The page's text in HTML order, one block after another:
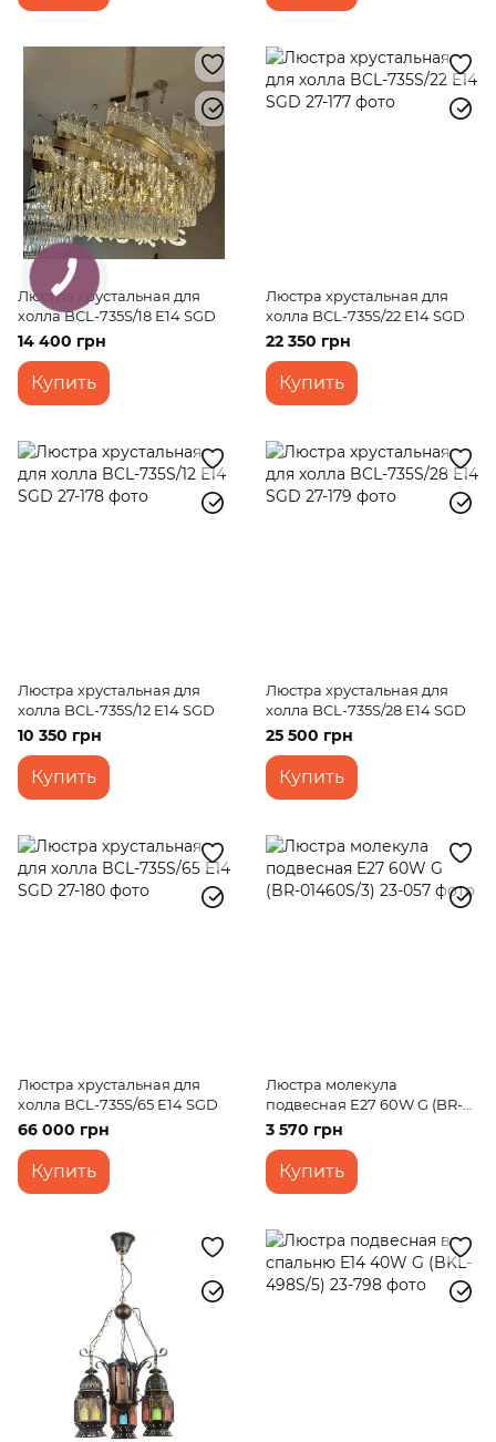
Люстра хрустальная для
холла BCL-735S/18 E14 SGD
14 400 грн
Купить
Люстра хрустальная для
холла BCL-735S/22 E14 SGD
22 350 грн
Купить
Люстра хрустальная для
холла BCL-735S/12 E14 SGD
10 350 грн
Купить
Люстра хрустальная для
холла BCL-735S/28 E14 SGD
25 500 грн
Купить
Люстра хрустальная для
холла BCL-735S/65 E14 SGD
66 000 грн
Купить
Люстра молекула
подвесная E27 60W G (BR-
01460S/3)
3 570 грн
Купить
КНОПКА
ЗВ'ЯЗКУ